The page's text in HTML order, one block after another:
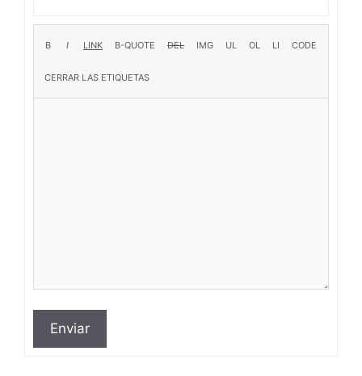
Enviar